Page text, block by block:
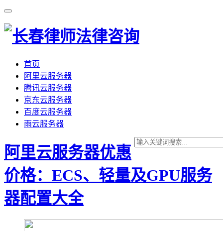
首页
阿里云服务器
腾讯云服务器
京东云服务器
百度云服务器
雨云服务器
阿里云服务器优惠
价格：ECS、轻量及GPU服务
器配置大全